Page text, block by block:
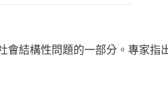
會結構性問題的一部分。專家指